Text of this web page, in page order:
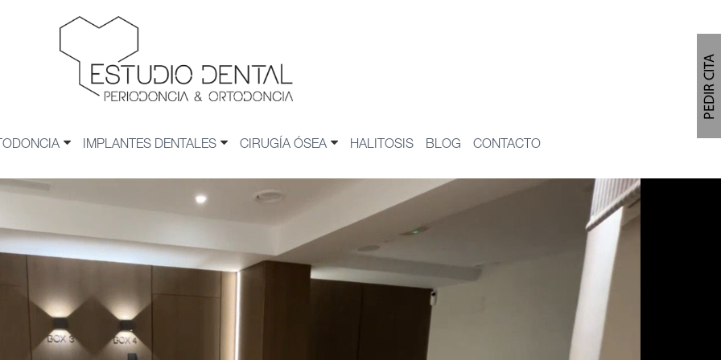
IMPLANTES DENTALES CIRUGÍA ÓSEA HALITOSIS BLOG CONTACTO